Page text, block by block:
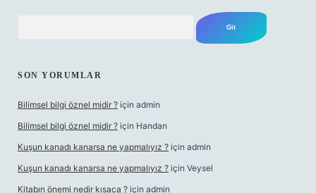
SON YORUMLAR
Bilimsel bilgi öznel midir ? için admin
Bilimsel bilgi öznel midir ? için Handan
Kuşun kanadı kanarsa ne yapmalıyız ? için admin
Kuşun kanadı kanarsa ne yapmalıyız ? için Veysel
Kitabın önemi nedir kısaca ? için admin